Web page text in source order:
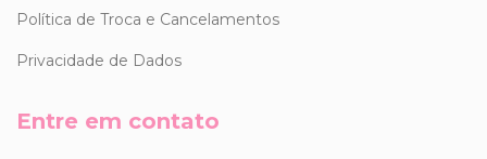
Política de Troca e Cancelamentos
Privacidade de Dados
Entre em contato